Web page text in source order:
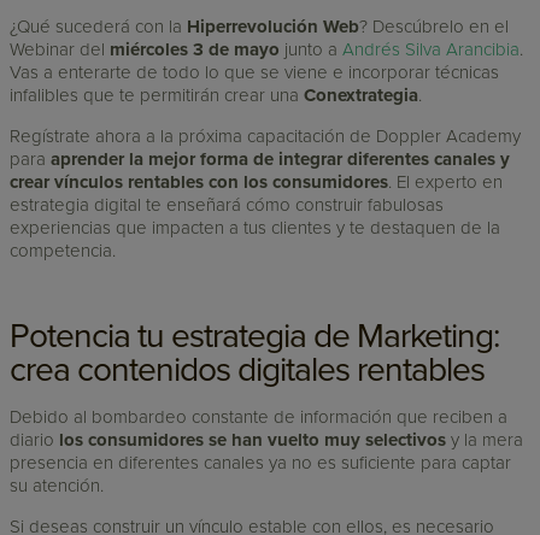
¿Qué sucederá con la Hiperrevolución Web? Descúbrelo en el
Webinar del miércoles 3 de mayo junto aAndrés Silva Arancibia.
Vas a enterarte de todo lo que se viene e incorporar técnicas
infalibles que te permitirán crear unaConextrategia.
Regístrate ahora a la próxima capacitación de Doppler Academy
paraaprender la mejor forma de integrar diferentes canales y
crear vínculos rentables con los consumidores. El experto en
estrategia digital te enseñará cómo construir fabulosas
experiencias que impacten a tus clientes y te destaquen de la
competencia.
Potencia tu estrategia de Marketing:
crea contenidos digitales rentables
Debido al bombardeo constante de información que reciben a
diario los consumidores se han vuelto muy selectivos y la mera
presencia en diferentes canales ya no es suficiente para captar
su atención.
Si deseas construir un vínculo estable con ellos, es necesario